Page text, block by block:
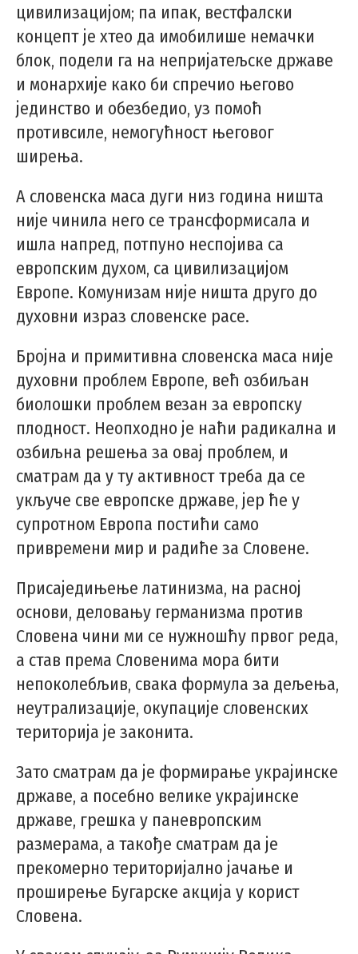
цивилизацијом; па ипак, вестфалски
концепт је хтео да имобилише немачки
блок, подели га на непријатељске државе
и монархије како би спречио његово
јединство и обезбедио, уз помоћ
противсиле, немогућност његовог
ширења.
А словенска маса дуги низ година ништа
није чинила него се трансформисала и
ишла напред, потпуно неспојива са
европским духом, са цивилизацијом
Европе. Комунизам није ништа друго до
духовни израз словенске расе.
Бројна и примитивна словенска маса није
духовни проблем Европе, већ озбиљан
биолошки проблем везан за европску
плодност. Неопходно је наћи радикална и
озбиљна решења за овај проблем, и
сматрам да у ту активност треба да се
укључе све европске државе, јер ће у
супротном Европа постићи само
привремени мир и радиће за Словене.
Присаједињење латинизма, на расној
основи, деловању германизма против
Словена чини ми се нужношћу првог реда,
а став према Словенима мора бити
непоколебљив, свака формула за дељења,
неутрализације, окупације словенских
територија је законита.
Зато сматрам да је формирање украјинске
државе, а посебно велике украјинске
државе, грешка у паневропским
размерама, а такође сматрам да је
прекомерно територијално јачање и
проширење Бугарске акција у корист
Словена.